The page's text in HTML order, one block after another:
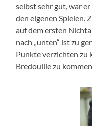
selbst sehr gut, war
den eigenen Spielen.
auf dem ersten
nach „unten“ ist zu
Punkte verzichten zu
Bredoullie zu kommen.